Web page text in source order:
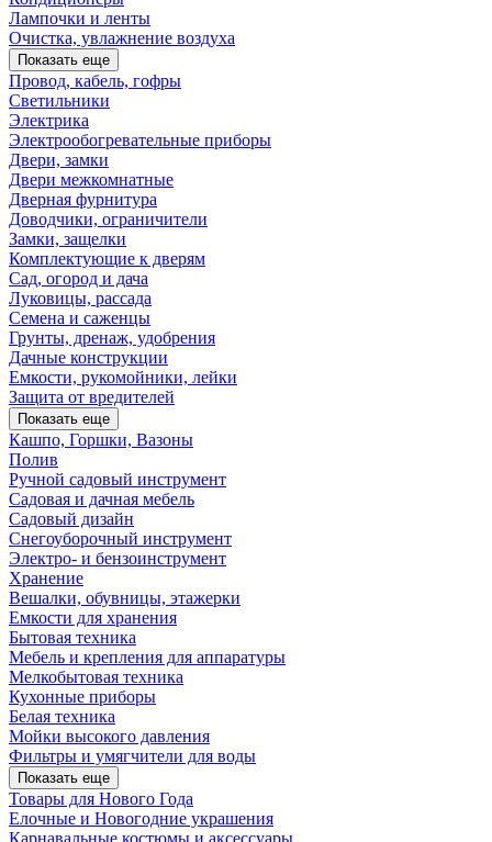
Лампочки и ленты
Очистка, увлажнение воздуха
Показать еще
Провод, кабель, гофры
Светильники
Электрика
Электрообогревательные приборы
Двери, замки
Двери межкомнатные
Дверная фурнитура
Доводчики, ограничители
Замки, защелки
Комплектующие к дверям
Сад, огород и дача
Луковицы, рассада
Семена и саженцы
Грунты, дренаж, удобрения
Дачные конструкции
Емкости, рукомойники, лейки
Защита от вредителей
Показать еще
Кашпо, Горшки, Вазоны
Полив
Ручной садовый инструмент
Садовая и дачная мебель
Садовый дизайн
Снегоуборочный инструмент
Электро- и бензоинструмент
Хранение
Вешалки, обувницы, этажерки
Емкости для хранения
Бытовая техника
Мебель и крепления для аппаратуры
Мелкобытовая техника
Кухонные приборы
Белая техника
Мойки высокого давления
Фильтры и умягчители для воды
Показать еще
Товары для Нового Года
Елочные и Новогодние украшения
Карнавальные костюмы и аксессуары